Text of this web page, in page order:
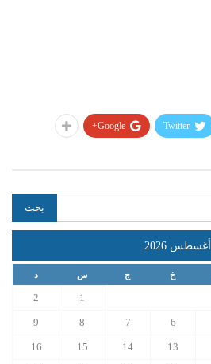
Twitter
Google+
أغسطس 2026
خ ج س د
1
2
6
7
8
9
13
14
15
16